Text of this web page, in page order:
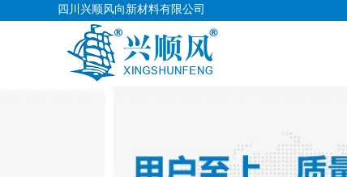
四川兴顺风向新材料有限公司